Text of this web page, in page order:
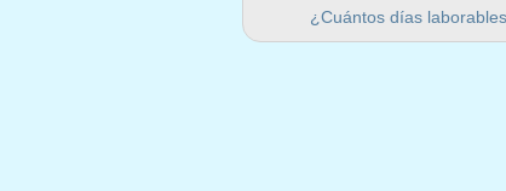
¿Cuántos días
Hay 252 días laborables